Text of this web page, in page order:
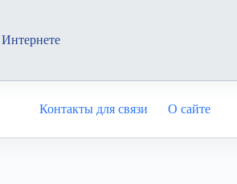
Контакты для связи О сайте